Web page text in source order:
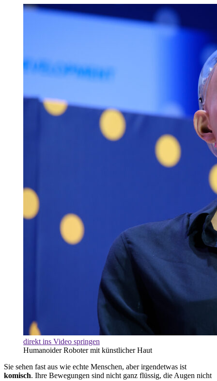
direkt ins Video springen
Humanoider Roboter mit künstlicher Haut
Sie sehen fast aus wie echte Menschen, aber irgendetwas ist
komisch. Ihre Bewegungen sind nicht ganz flüssig, die Augen nicht